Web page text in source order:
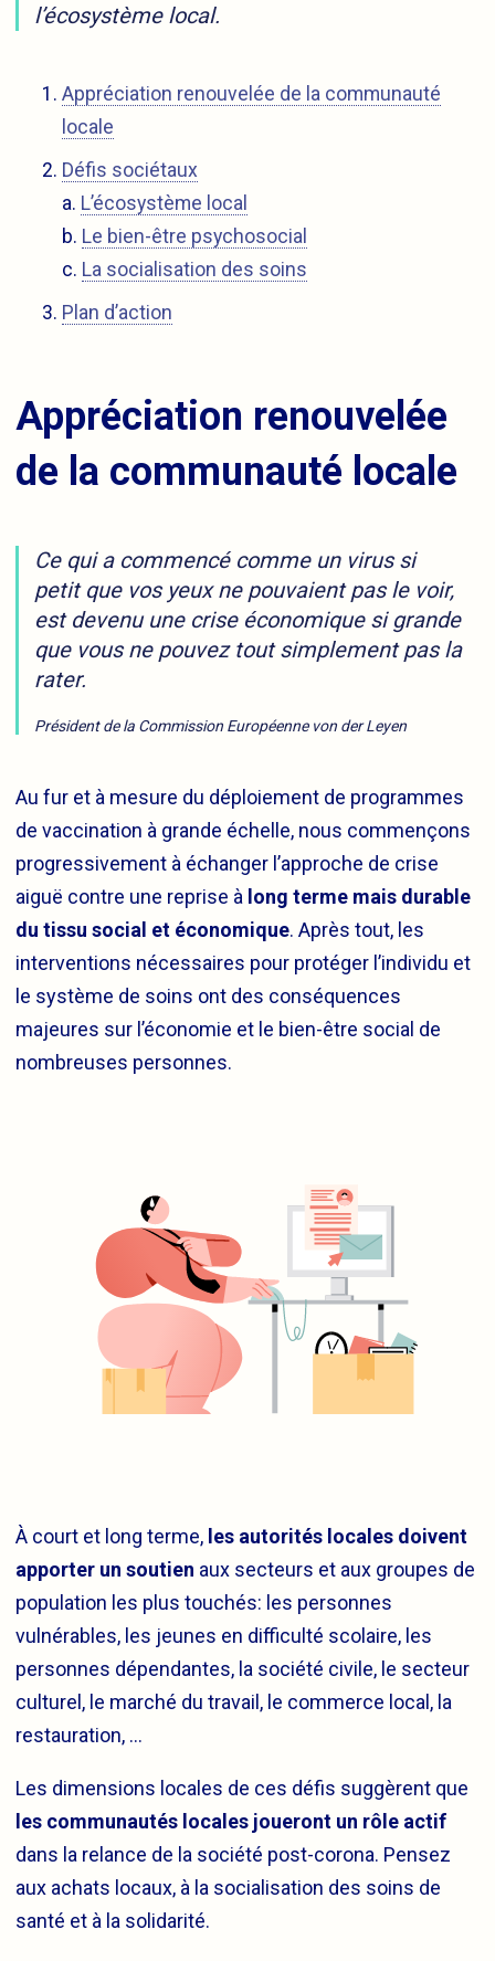
l’écosystème local.
Appréciation renouvelée de la communauté
locale
Défis sociétaux
a. L’écosystème local
b. Le bien-être psychosocial
c. La socialisation des soins
Plan d’action
Appréciation renouvelée
de la communauté locale
Ce qui a commencé comme un virus si
petit que vos yeux ne pouvaient pas le voir,
est devenu une crise économique si grande
que vous ne pouvez tout simplement pas la
rater.
Président de la Commission Européenne von der Leyen
Au fur et à mesure du déploiement de programmes
de vaccination à grande échelle, nous commençons
progressivement à échanger l’approche de crise
aiguë contre une reprise à long terme mais durable
du tissu social et économique. Après tout, les
interventions nécessaires pour protéger l’individu et
le système de soins ont des conséquences
majeures sur l’économie et le bien-être social de
nombreuses personnes.
À court et long terme, les autorités locales doivent
apporter un soutien aux secteurs et aux groupes de
population les plus touchés: les personnes
vulnérables, les jeunes en difficulté scolaire, les
personnes dépendantes, la société civile, le secteur
culturel, le marché du travail, le commerce local, la
restauration, …
Les dimensions locales de ces défis suggèrent que
les communautés locales joueront un rôle actif
dans la relance de la société post-corona. Pensez
aux achats locaux, à la socialisation des soins de
santé et à la solidarité.